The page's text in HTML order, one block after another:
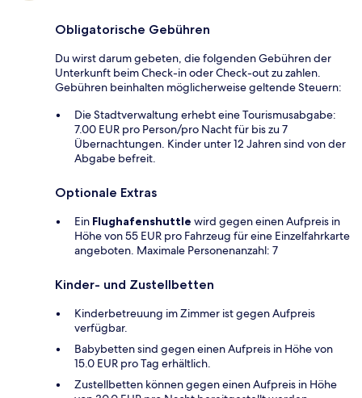
Obligatorische Gebühren
Du wirst darum gebeten, die folgenden Gebühren der
Unterkunft beim Check-in oder Check-out zu zahlen.
Gebühren beinhalten möglicherweise geltende Steuern:
Die Stadtverwaltung erhebt eine Tourismusabgabe:
7.00 EUR pro Person/pro Nacht für bis zu 7
Übernachtungen. Kinder unter 12 Jahren sind von der
Abgabe befreit.
Optionale Extras
Ein Flughafenshuttle wird gegen einen Aufpreis in
Höhe von 55 EUR pro Fahrzeug für eine Einzelfahrkarte
angeboten. Maximale Personenanzahl: 7
Kinder- und Zustellbetten
Kinderbetreuung im Zimmer ist gegen Aufpreis
verfügbar.
Babybetten sind gegen einen Aufpreis in Höhe von
15.0 EUR pro Tag erhältlich.
Zustellbetten können gegen einen Aufpreis in Höhe